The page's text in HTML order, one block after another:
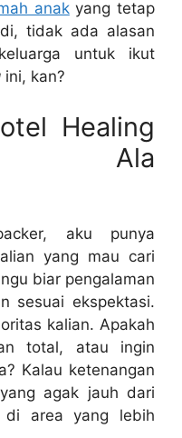
anakyang tetap
tidak ada alasan
untuk ikut
ini, kan?
Healing
Ala
aku punya
yang mau cari
biar pengalaman
sesuai ekspektasi.
kalian. Apakah
total, atau ingin
Kalau ketenangan
agak jauh dari
area yang lebih